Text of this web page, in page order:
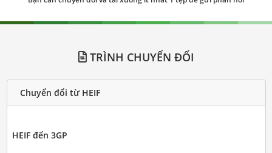
TRÌNH CHUYỂN ĐỔI
Chuyển đổi từ HEIF
HEIF đến 3GP